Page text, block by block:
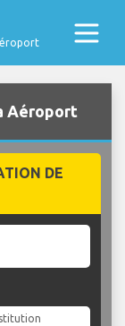
Aéroport
DE